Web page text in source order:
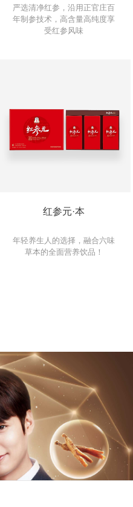
严选清净红参，沿用正官庄百
年制参技术，高含量高纯度享
受红参风味
红参元·本
年轻养生人的选择，融合六味
草本的全面营养饮品！